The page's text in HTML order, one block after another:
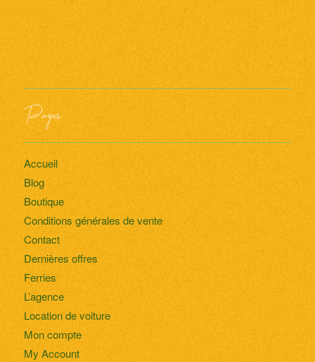
Pages
Accueil
Blog
Boutique
Conditions générales de vente
Contact
Dernières offres
Ferries
L’agence
Location de voiture
Mon compte
My Account